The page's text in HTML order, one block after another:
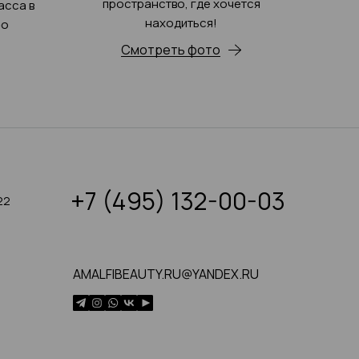
в
пространство, где хочется
находиться!
Смотреть фото
+7 (495) 132-00-03
AMALFIBEAUTY.RU@YANDEX.RU